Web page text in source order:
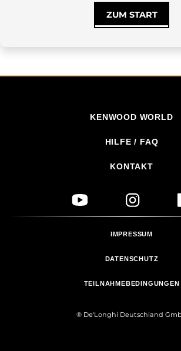
ZUM START
KENWOOD WORLD
HILFE / FAQ
KONTAKT
IMPRESSUM
DATENSCHUTZ
TEILNAHMEBEDINGUNGEN
® De'Longhi Deutschland